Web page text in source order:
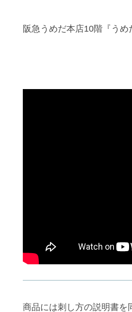
阪急うめだ本店10階『うめ
商品には刺し方の説明書を